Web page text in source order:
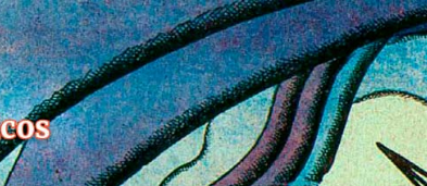
Skip
to
content